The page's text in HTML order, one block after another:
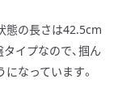
態の長さは42.5cm
イプなので、掴ん
なっています。